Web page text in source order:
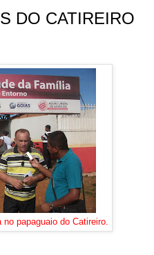
DO CATIREIRO
papaguaio do Catireiro.